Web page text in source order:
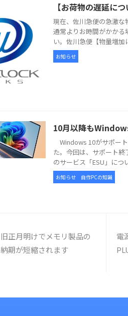
【お荷物の遅延につ
現在、佐川急便の急激な
通常よりお時間がかかる
い。佐川急便【物量増加
お知らせ
10月以降も
Windows 10がサポー
た。今回は、サポート
のサービス「ESU」につ
お知らせ 自作PCの知識
旧正月明けでメモリ製品の
納期が短縮されます
電